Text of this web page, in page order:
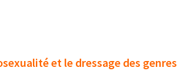
et le dressage des genres